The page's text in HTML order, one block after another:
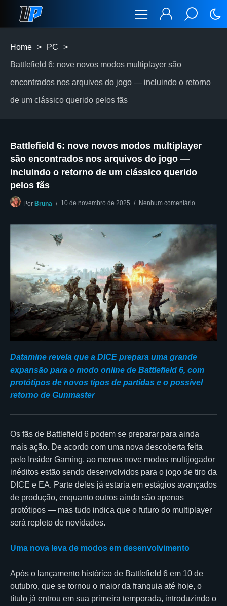
Home > PC >
Battlefield 6: nove novos modos multiplayer são
encontrados nos arquivos do jogo — incluindo o retorno
de um clássico querido pelos fãs
Battlefield 6: nove novos modos multiplayer
são encontrados nos arquivos do jogo —
incluindo o retorno de um clássico querido
pelos fãs
Por Bruna 10 de novembro de 2025 Nenhum comentário
Datamine revela que a DICE prepara uma grande
expansão para o modo online de Battlefield 6, com
protótipos de novos tipos de partidas e o possível
retorno de Gunmaster
Os fãs de Battlefield 6 podem se preparar para ainda
mais ação. De acordo com uma nova descoberta feita
pelo Insider Gaming, ao menos nove modos multijogador
inéditos estão sendo desenvolvidos para o jogo de tiro da
DICE e EA. Parte deles já estaria em estágios avançados
de produção, enquanto outros ainda são apenas
protótipos — mas tudo indica que o futuro do multiplayer
será repleto de novidades.
Uma nova leva de modos em desenvolvimento
Após o lançamento histórico de Battlefield 6 em 10 de
outubro, que se tornou o maior da franquia até hoje, o
título já entrou em sua primeira temporada, introduzindo o